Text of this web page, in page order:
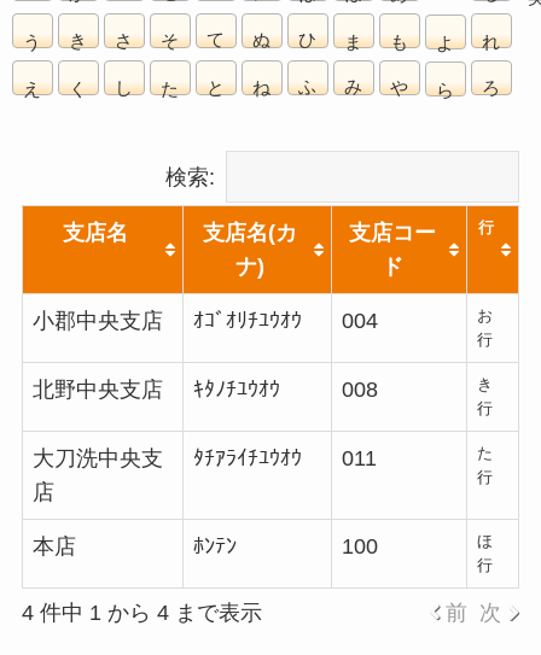
う
え
き
く
さ
し
そ
た
て
と
ぬ
ね
ひ
ふ
ま
み
も
や
よ
ら
れ
ろ
検索:
支店名
支店名(カ
ナ)
支店コー
ド
行
小郡中央支店 ｵｺﾞｵﾘﾁﾕｳｵｳ 004
お
行
北野中央支店 ｷﾀﾉﾁﾕｳｵｳ 008
き
行
大刀洗中央支
店
ﾀﾁｱﾗｲﾁﾕｳｵｳ 011
た
行
本店 ﾎﾝﾃﾝ 100
ほ
行
4 件中 1 から 4 まで表示 前 次